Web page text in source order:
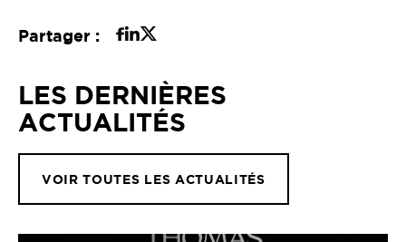
Partager :
LES DERNIÈRES
ACTUALITÉS
VOIR TOUTES LES ACTUALITÉS